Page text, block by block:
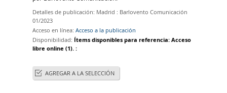
Detalles de publicación: Madrid : Barlovento Comunicación
01/2023
Acceso en línea:Acceso a la publicación
Disponibilidad: Ítems disponibles para referencia:Acceso
libre online (1).:
AGREGAR A LA SELECCIÓN